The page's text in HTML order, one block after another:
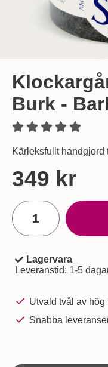
Burk -
Kärleksfullt handgjord
Handla denna
pris
349 kr
antal
Tillgänglighet:
Lagervara
Leveranstid: 1-5
Utvald tvål av hög
Snabba